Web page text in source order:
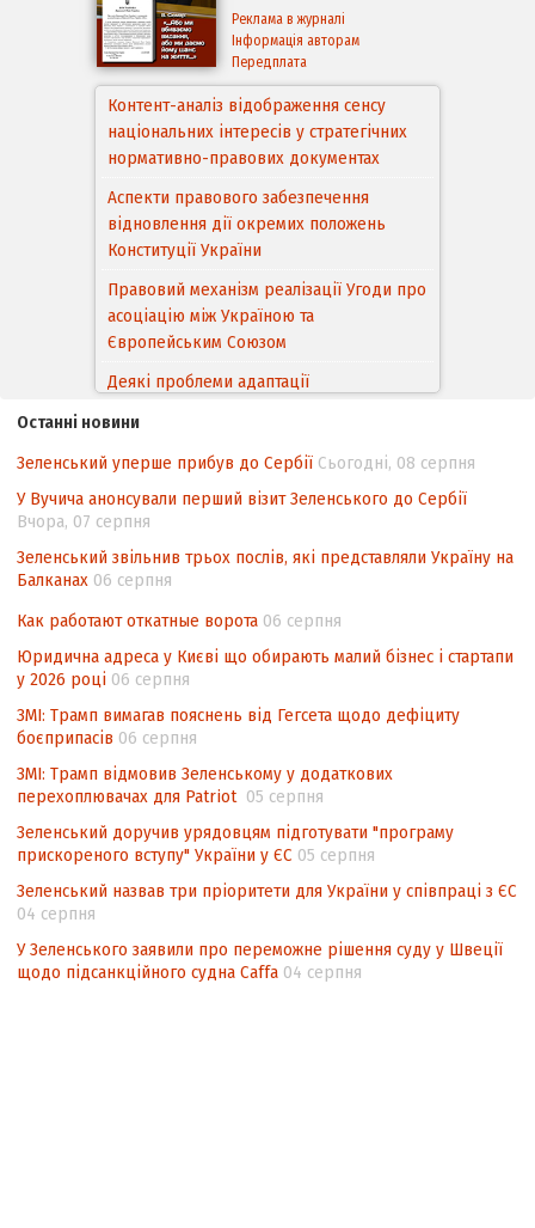
Реклама в журналі
Інформація авторам
Передплата
Аспекти правового забезпечення
відновлення дії окремих положень
Конституції України
Правовий механізм реалізації Угоди про
асоціацію між Україною та
Європейським Cоюзом
Деякі проблеми адаптації
законодавства України щодо зазначення
походження товарів відповідно до
Угоди про торговельні аспекти прав
інтелектуальної власності (TRIPS) у
контексті євроінтеграції
Аналіз виборчого законодавства щодо
невизначеності механізму повторного
підрахунку голосів виборців
Інформаційна безпека суспільства
Контент-аналіз відображення сенсу
національних інтересів у стратегічних
нормативно-правових документах
Останні новини
Зеленський уперше прибув до Сербії Сьогодні, 08 серпня
У Вучича анонсували перший візит Зеленського до Сербії
Вчора, 07 серпня
Зеленський звільнив трьох послів, які представляли Україну на
Балканах 06 серпня
Как работают откатные ворота 06 серпня
Юридична адреса у Києві що обирають малий бізнес і стартапи
у 2026 році 06 серпня
ЗМІ: Трамп вимагав пояснень від Гегсета щодо дефіциту
боєприпасів 06 серпня
ЗМІ: Трамп відмовив Зеленському у додаткових
перехоплювачах для Patriot 05 серпня
Зеленський доручив урядовцям підготувати "програму
прискореного вступу" України у ЄС 05 серпня
Зеленський назвав три пріоритети для України у співпраці з ЄС
04 серпня
У Зеленського заявили про переможне рішення суду у Швеції
щодо підсанкційного судна Caffa 04 серпня